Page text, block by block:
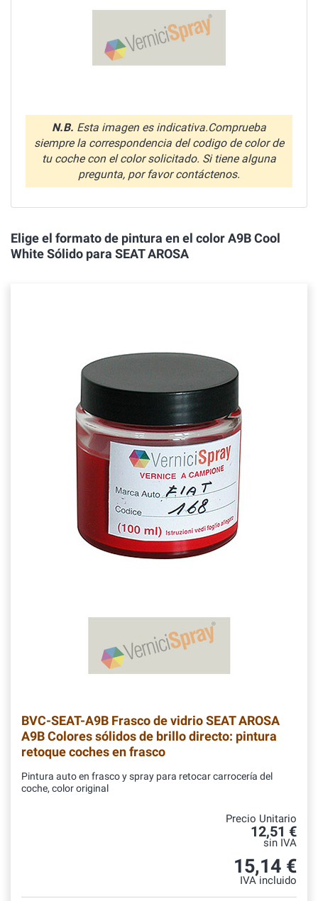
N.B. Esta imagen es indicativa.Comprueba
siempre la correspondencia del codigo de color de
tu coche con el color solicitado. Si tiene alguna
pregunta, por favor contáctenos.
Elige el formato de pintura en el color A9B Cool
White Sólido para SEAT AROSA
BVC-SEAT-A9B Frasco de vidrio SEAT AROSA
A9B Colores sólidos de brillo directo: pintura
retoque coches en frasco
Pintura auto en frasco y spray para retocar carrocería del
coche, color original
Precio Unitario
12,51 €
sin IVA
15,14 €
IVA incluido